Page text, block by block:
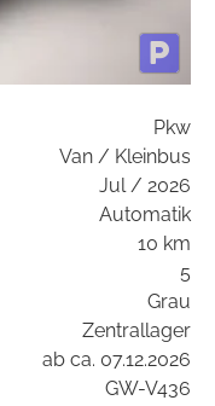
Pkw
Van / Kleinbus
Jul / 2026
Automatik
10 km
5
Grau
Zentrallager
ab ca. 07.12.2026
GW-V436